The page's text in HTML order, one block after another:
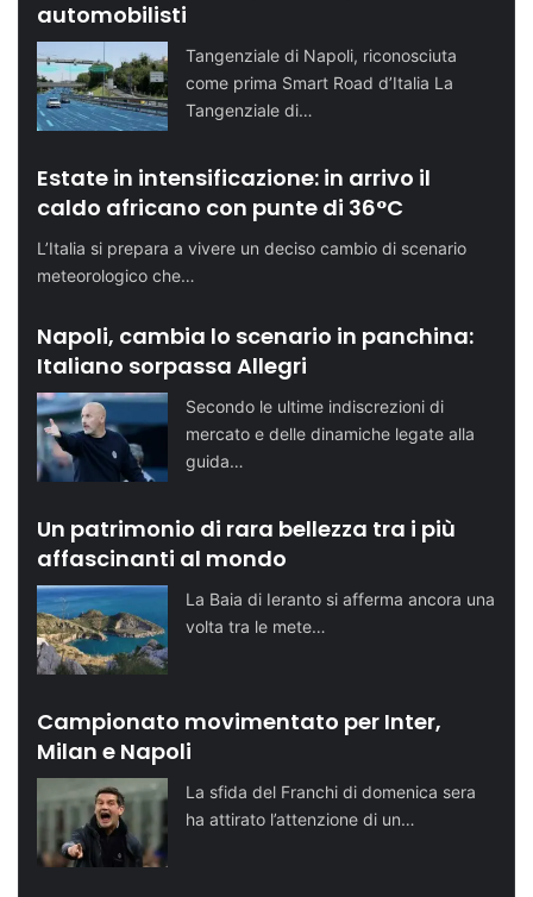
automobilisti
Tangenziale di Napoli, riconosciuta
come prima Smart Road d’Italia La
Tangenziale di…
Estate in intensificazione: in arrivo il
caldo africano con punte di 36°C
L’Italia si prepara a vivere un deciso cambio di scenario
meteorologico che…
Napoli, cambia lo scenario in panchina:
Italiano sorpassa Allegri
Secondo le ultime indiscrezioni di
mercato e delle dinamiche legate alla
guida…
Un patrimonio di rara bellezza tra i più
affascinanti al mondo
La Baia di Ieranto si afferma ancora una
volta tra le mete…
Campionato movimentato per Inter,
Milan e Napoli
La sfida del Franchi di domenica sera
ha attirato l’attenzione di un…